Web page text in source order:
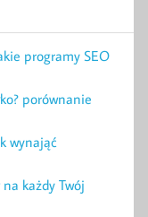
programy SEO
porównanie
wynająć
każdy Twój